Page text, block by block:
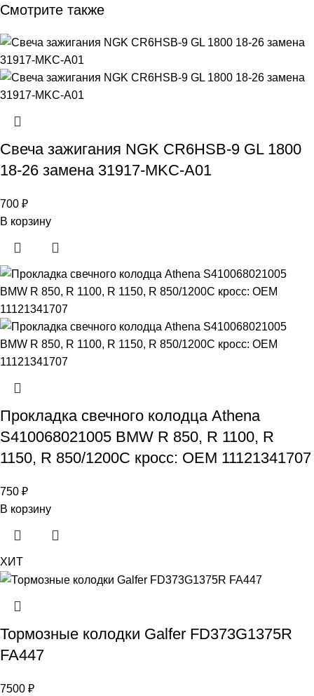
Смотрите также
Свеча зажигания NGK CR6HSB-9 GL 1800
18-26 замена 31917-MKC-A01
700 ₽
В корзину
Прокладка свечного колодца Athena
S410068021005 BMW R 850, R 1100, R
1150, R 850/1200C кросс: OEM 11121341707
750 ₽
В корзину
ХИТ
Тормозные колодки Galfer FD373G1375R
FA447
7500 ₽